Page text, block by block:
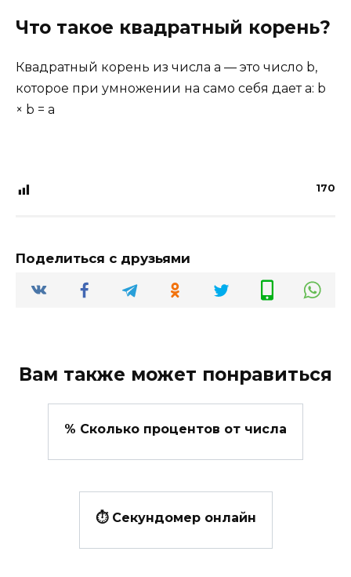
Что такое квадратный корень?
Квадратный корень из числа a — это число b,
которое при умножении на само себя дает a: b
× b = a
170
Поделиться с друзьями
Вам также может понравиться
% Сколько процентов от числа
⏱️ Секундомер онлайн